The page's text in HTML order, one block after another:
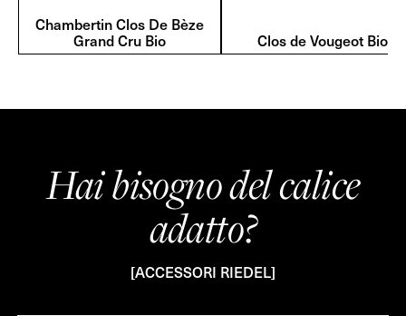
Chambertin Clos De Bèze
Grand Cru Bio
Clos de Vougeot Bio
Hai bisogno del calice
adatto?
[ACCESSORI RIEDEL]